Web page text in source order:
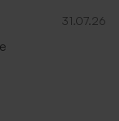
31.07.26